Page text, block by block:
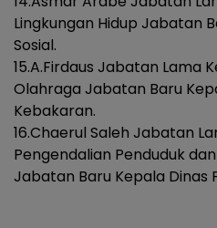
Lingkungan Hidup Jabatan
Sosial.
15.A.Firdaus Jabatan Lama
Olahraga Jabatan Baru
Kebakaran.
16.Chaerul Saleh Jabatan
Pengendalian Penduduk
Jabatan Baru Kepala Dinas